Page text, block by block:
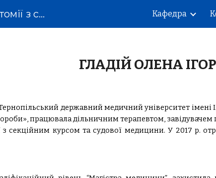
Кафедра патологічної анатомії з секційним курсом та судовою медициною Кафедра
ГЛАДІЙ ОЛЕНА
державний медичний університет імені
працювала дільничним терапевтом, завідувачем
з секційним курсом та судової медицини. У 2017 р.